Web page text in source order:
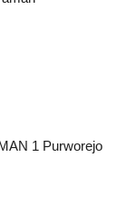
1 Purworejo